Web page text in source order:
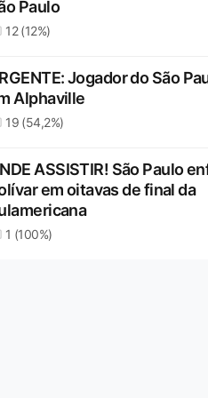
Paulo
12 (12%)
Jogador do São
Alphaville
19 (54,2%)
ASSISTIR! São Paulo
em oitavas de final da
1 (100%)